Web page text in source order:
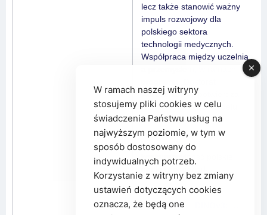
lecz także stanowić ważny
impuls rozwojowy dla
polskiego sektora
technologii medycznych.
Współpraca między uczelnią
wdrożeniowy”, potwierdza
skuteczność tego modelu
jako narzędzia
wzmacniającego
innowacyjność i
konkurencyjność polskiej
nauki i gospodarki.
poprzedni
ISPEM 2025
następny
W ramach naszej witryny
stosujemy pliki cookies w celu
świadczenia Państwu usług na
najwyższym poziomie, w tym w
sposób dostosowany do
indywidualnych potrzeb.
Korzystanie z witryny bez zmiany
ustawień dotyczących cookies
oznacza, że będą one